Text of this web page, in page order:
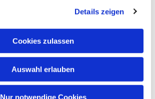
Details zeigen
Cookies zulassen
Auswahl erlauben
Nur notwendige Cookies